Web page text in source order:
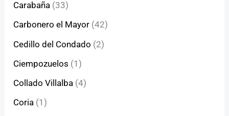
Carabaña (33)
Carbonero el Mayor (42)
Cedillo del Condado (2)
Ciempozuelos (1)
Collado Villalba (4)
Coria (1)